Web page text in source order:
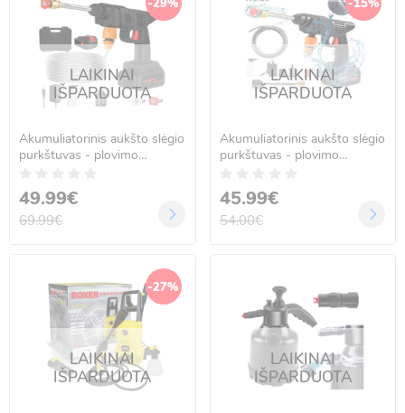
-29%
LAIKINAI
IŠPARDUOTA
Akumuliatorinis aukšto slėgio
purkštuvas - plovimo
49.99€
69.99€
-15%
LAIKINAI
IŠPARDUOTA
Akumuliatorinis aukšto slėgio
purkštuvas - plovimo
TOOLS RK-4205
45.99€
54.00€
-27%
LAIKINAI
IŠPARDUOTA
LAIKINAI
IŠPARDUOTA